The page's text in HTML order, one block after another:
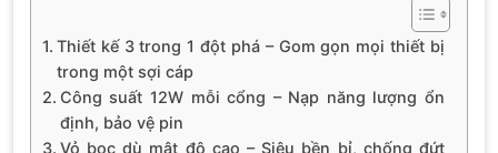
Thiết kế 3 trong 1 đột phá – Gom gọn mọi thiết bị
trong một sợi cáp
Công suất 12W mỗi cổng – Nạp năng lượng ổn
định, bảo vệ pin
Vỏ bọc dù mật độ cao – Siêu bền bỉ, chống đứt